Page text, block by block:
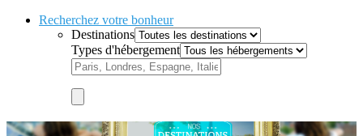
Recherchez votre bonheur
Destinations
Types d'hébergement